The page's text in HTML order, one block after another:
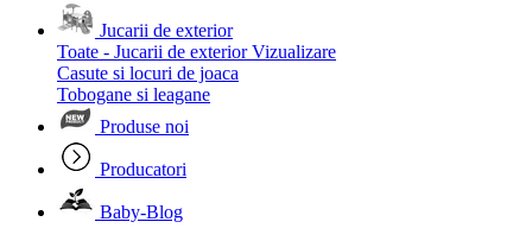
Jucarii de exterior
Toate - Jucarii de exterior Vizualizare
Casute si locuri de joaca
Tobogane si leagane
Produse noi
Producatori
Baby-Blog